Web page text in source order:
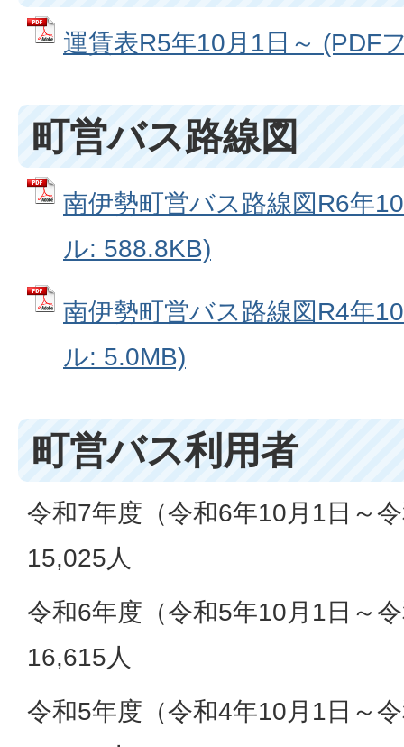
運賃表R5年10月1日～ (PDF
町営バス路線図
南伊勢町営バス路線図R6年
ル: 588.8KB)
南伊勢町営バス路線図R4年
ル: 5.0MB)
町営バス利用者
令和7年度（令和6年10月1日～
15,025人
令和6年度（令和5年10月1日～
16,615人
令和5年度（令和4年10月1日～